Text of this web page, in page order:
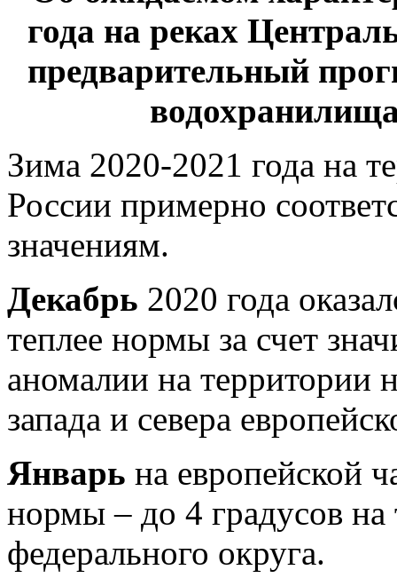
года на реках
предварительный
Зима 2020-2021 года на
России примерно
значениям.
Декабрь 2020 года
теплее нормы за счет
аномалии на территории
запада и севера
Январь на европейской
нормы – до 4 градусов на
федерального округа.